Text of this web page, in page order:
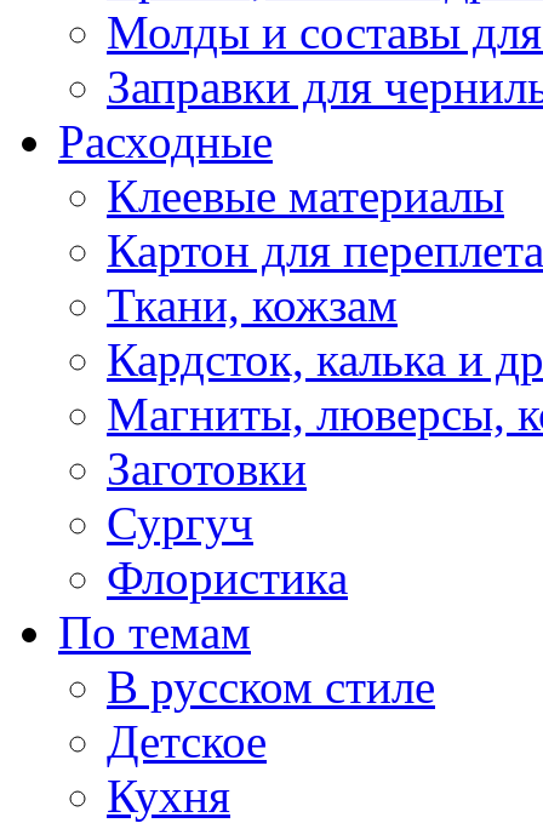
Молды и составы
Заправки для
Расходные
Клеевые материалы
Картон для переплета
Ткани, кожзам
Кардсток, калька и
Магниты, люверсы,
Заготовки
Сургуч
Флористика
По темам
В русском стиле
Детское
Кухня